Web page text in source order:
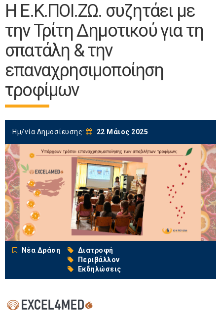
Η Ε.Κ.ΠΟΙ.ΖΩ. συζητάει με
την Τρίτη Δημοτικού για τη
σπατάλη & την
επαναχρησιμοποίηση
τροφίμων
Ημ/νία Δημοσίευσης: 22 Μάιος 2025
Νέα Δράση
Διατροφή
Περιβάλλον
Εκδηλώσεις